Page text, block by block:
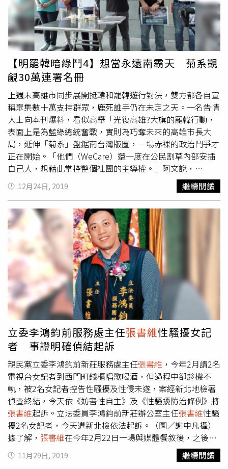
秘書長後，由許接任代理市長。前高雄副市長史哲是人本教
育基金會董事長史英之子，2004隨陳菊進入行政院勞工委
員會，擔任勞保局總經理，再隨陳菊進入高雄市政府，先任
高雄市政府新聞處處長，後轉任高雄市政府文化局局長、副
市長。WeCare發言人尹立曾任樹德科技大學動畫與遊戲設
計系系主任、中華民國設計師協會榮譽理事長，2016年被
陳菊借調、接替史哲任高雄市政府文化局局長，2018年11
月請辭，投入「WeCare高雄」組織活動。這位人士說，公
民割草行動的成員都沒有政治背景，不懂政治的角力與鬥爭
手段，很容易就被WeCare的菊系人馬利用、打壓甚至併
吞。他還向陳菊喊話，呼籲她不要忘記當年自己從政的初
衷，「這些關心國家的年輕人，就像菊姐當年一樣，只是對
國家未來有期望的年輕人，跟妳一樣流汗、流淚，追求一個
平等發聲的機會，妳為什麼放任子弟兵去打壓他們？」他甚
至質疑，陳菊「是不知道，還是管不住？」本刊透過Line詢
問尹立及張書維對此事的回應，但至截稿為止，兩人都已謮
未回。
【明罷韓暗綠鬥4】想當永遠南霸天 菊系覬
覦30萬連署名冊
上週末高雄市同步展開挺韓和罷韓遊行對決，雙方都各自宣
稱聚集數十萬支持群眾，鹿死誰手仍在未定之天。一名告情
人士向本刊爆料，看似高舉「光復高雄?大旗的罷韓行動，
表面上是為藍綠總統奮戰，實則為巧奪未來的高雄市長大
局，延伸「菊系」盤鋸南台灣版圖，一場赤裸的政治鬥爭才
正在開始。「他們（WeCare）還一度在公民割草內部安插
自己人，想藉此掌控整個社團的主導權。」阿文說，
WeCare派了菊系人馬
進到公民割草，張多年前是小
英青年軍成員，曾發生與拍攝微電影廠商付款不清的糾紛，
進入公民割草組織後，一度成為社團的發言人，卻不斷向成
員鼓吹與WeCare合併，還未經割草幹部同意，逕行對
WeCare提案，後來更推動寡頭決策、不讓志工參加決策會
議，因此後來公民割草發動由全體志工投票決定幹部，確定
把 張書維
排除在外，而張離開後，也回到WeCare擔任志工
隊隊長。一位親綠人士向陳菊喊話，呼籲「菊姐」不要放任
子弟打壓公民割草行動的成員。一位親綠營人士分析，陳菊
身為新潮流系大老，擔任高雄市長期間發展出自己的勢力，
不少子弟兵並非循正統的新潮流「入流」程序，政治血統上
被歸類為「菊系」，近來更有脫離新潮流、自成派系的野
心；而公民割草手中握有的近三十萬份聯署書，成員遍佈台
南、高雄和屏東，就像電影中的《魔戒》一樣，對政治人物
充滿致命的吸引力，菊系若能掌握名單，並將這批人納入旗
下，未來將可揮軍輕取地方議員和立委，也因此未跟隨陳菊
前進中央的尹立等人，才會一直強勢要求公民割草交出連署
名冊，打算長期盤據南台灣的地方版圖。本刊透過Line詢問
尹立及張書維對此事的回應，但至截稿為止，兩人都已謮未
回。
12月24日, 2019 繼續閱讀
立委李鴻鈞前服務處主任張書維性騷擾女記
者 事證明確偵結起訴
親民黨立委李鴻鈞前新莊服務處主任張書維 ，今年2月請2名
電視台女記者到西門町錢櫃唱歌喝酒，但過程中卻趁機不
軌，被2名女記者控告性騷擾及性侵未遂，案經新北地檢署
偵查終結，今天依《妨害性自主》及《性騷擾防治條例》將
張書維起訴。立法委員李鴻鈞前新莊辦公室主任張書維性騷
擾2名女記者，今天遭新北檢依法起訴。（圖／謝中凡攝）
據了解， 張書維在今年2月22日一場與媒體餐敘後，之後將
2名電視台女記者帶到KTV續攤，他先在包廂內對其中一位
女記者上下其手，對方不堪騷擾，落荒而逃後，張又以喝醉
11月29日, 2019 繼續閱讀